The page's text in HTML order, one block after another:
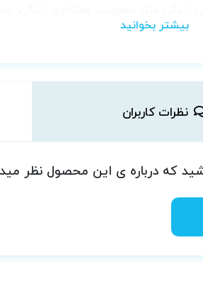
خواننده را در تجربه تعالی این دو زن
نظرات کاربران
که درباره ی این محصول نظر